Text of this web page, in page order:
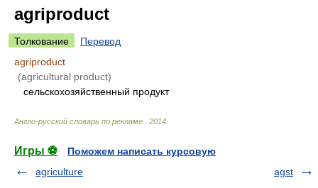
agriproduct
Толкование
Перевод
agriproduct
(agricultural product)
сельскохозяйственный продукт
Англо-русский словарь по рекламе 2014
Игры ⚽
Поможем написать курсовую
agriculture
agst